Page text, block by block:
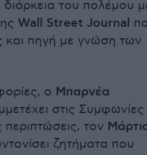
διάρκεια του πολέμου
Wall Street Journal
και πηγή με γνώση των
ο Μπαρνέα
στις Συμφωνίες
τον
ζητήματα που